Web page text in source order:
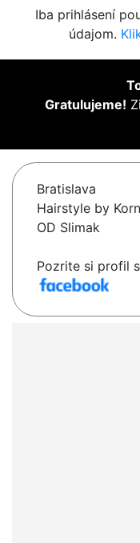
Iba prihlásení
údajom.
Gratulujeme!
Bratislava
Hairstyle by
OD Slimak
Pozrite si profil